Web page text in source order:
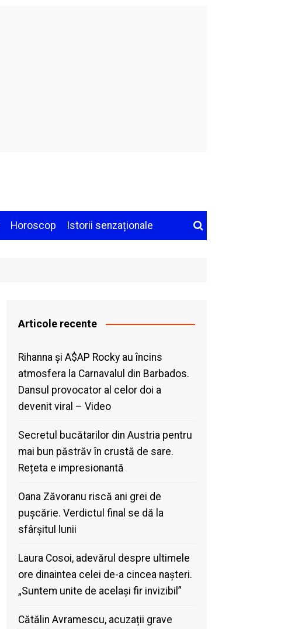
Horoscop Istorii senzaționale
Articole recente
Rihanna și A$AP Rocky au încins
atmosfera la Carnavalul din Barbados.
Dansul provocator al celor doi a
devenit viral – Video
Secretul bucătarilor din Austria pentru
mai bun păstrăv în crustă de sare.
Rețeta e impresionantă
Oana Zăvoranu riscă ani grei de
pușcărie. Verdictul final se dă la
sfârșitul lunii
Laura Cosoi, adevărul despre ultimele
ore dinaintea celei de-a cincea nașteri.
„Suntem unite de același fir invizibil”
Cătălin Avramescu, acuzații grave